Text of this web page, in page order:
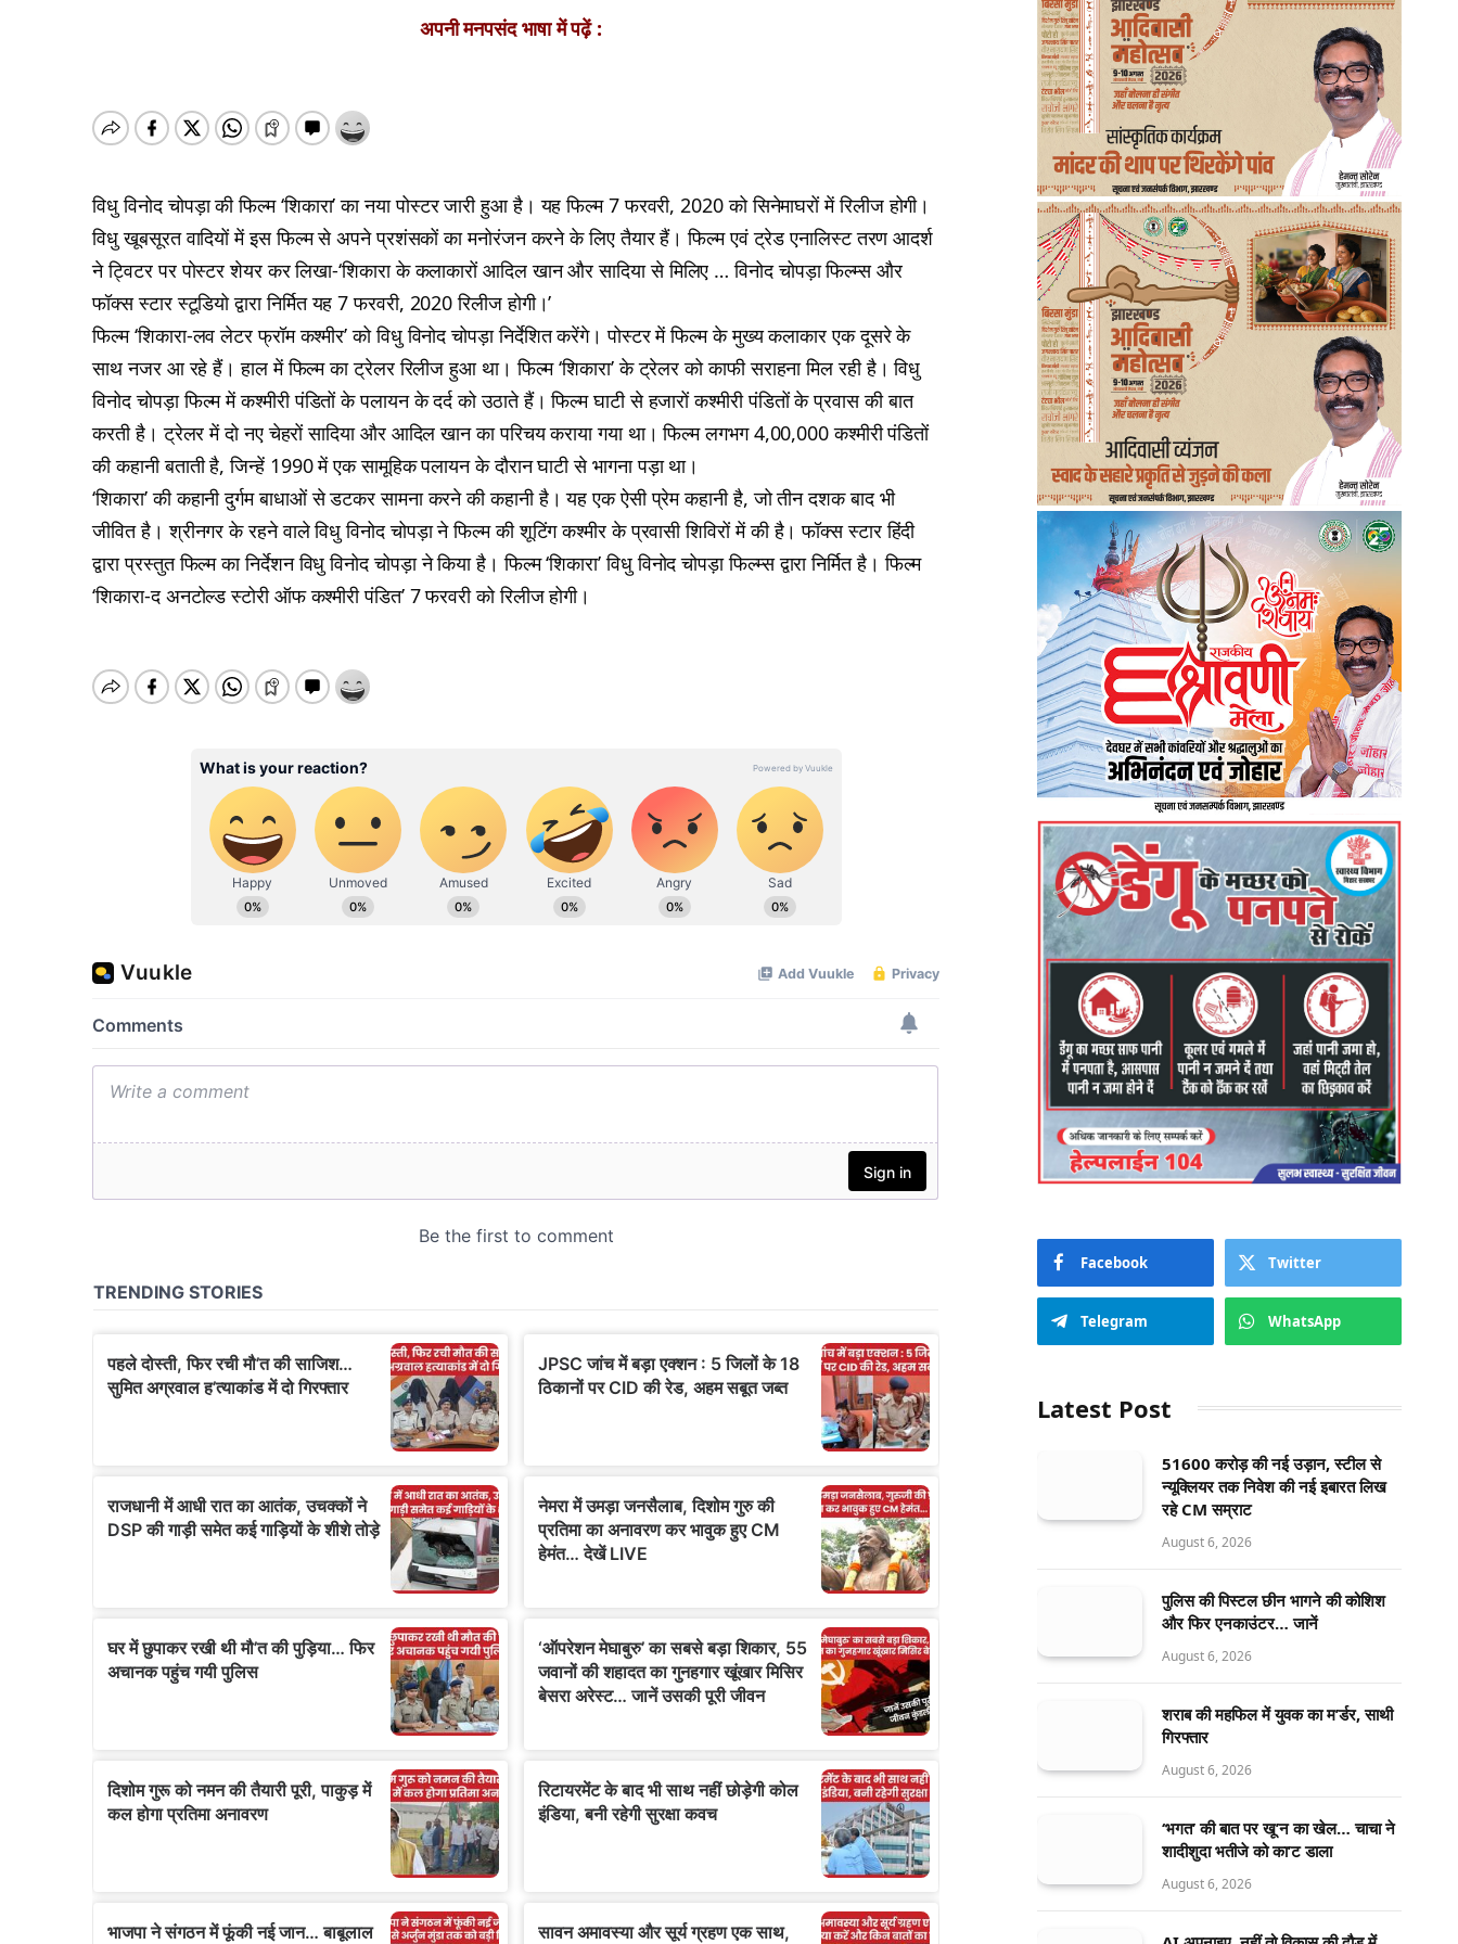
अपनी मनपसंद भाषा में पढ़ें :
विधु विनोद चोपड़ा की फिल्म ‘शिकारा’ का नया पोस्टर जारी हुआ है। यह फिल्म 7 फरवरी, 2020 को सिनेमाघरों में रिलीज होगी।
विधु खूबसूरत वादियों में इस फिल्म से अपने प्रशंसकों का मनोरंजन करने के लिए तैयार हैं। फिल्म एवं ट्रेड एनालिस्ट तरण आदर्श
ने ट्विटर पर पोस्टर शेयर कर लिखा-‘शिकारा के कलाकारों आदिल खान और सादिया से मिलिए … विनोद चोपड़ा फिल्म्स और
फॉक्स स्टार स्टूडियो द्वारा निर्मित यह 7 फरवरी, 2020 रिलीज होगी।’
फिल्म ‘शिकारा-लव लेटर फ्रॉम कश्मीर’ को विधु विनोद चोपड़ा निर्देशित करेंगे। पोस्टर में फिल्म के मुख्य कलाकार एक दूसरे के
साथ नजर आ रहे हैं। हाल में फिल्म का ट्रेलर रिलीज हुआ था। फिल्म ‘शिकारा’ के ट्रेलर को काफी सराहना मिल रही है। विधु
विनोद चोपड़ा फिल्म में कश्मीरी पंडितों के पलायन के दर्द को उठाते हैं। फिल्म घाटी से हजारों कश्मीरी पंडितों के प्रवास की बात
करती है। ट्रेलर में दो नए चेहरों सादिया और आदिल खान का परिचय कराया गया था। फिल्म लगभग 4,00,000 कश्मीरी पंडितों
की कहानी बताती है, जिन्हें 1990 में एक सामूहिक पलायन के दौरान घाटी से भागना पड़ा था।
‘शिकारा’ की कहानी दुर्गम बाधाओं से डटकर सामना करने की कहानी है। यह एक ऐसी प्रेम कहानी है, जो तीन दशक बाद भी
जीवित है। श्रीनगर के रहने वाले विधु विनोद चोपड़ा ने फिल्म की शूटिंग कश्मीर के प्रवासी शिविरों में की है। फॉक्स स्टार हिंदी
द्वारा प्रस्तुत फिल्म का निर्देशन विधु विनोद चोपड़ा ने किया है। फिल्म ‘शिकारा’ विधु विनोद चोपड़ा फिल्म्स द्वारा निर्मित है। फिल्म
‘शिकारा-द अनटोल्ड स्टोरी ऑफ कश्मीरी पंडित’ 7 फरवरी को रिलीज होगी।
Facebook Twitter
Telegram WhatsApp
Latest Post
51600 करोड़ की नई उड़ान, स्टील से
न्यूक्लियर तक निवेश की नई इबारत लिख
रहे CM सम्राट
August 6, 2026
पुलिस की पिस्टल छीन भागने की कोशिश
और फिर एनकाउंटर… जानें
August 6, 2026
शराब की महफिल में युवक का म’र्डर, साथी
गिरफ्तार
August 6, 2026
‘भगत’ की बात पर खू’न का खेल… चाचा ने
शादीशुदा भतीजे को का’ट डाला
August 6, 2026